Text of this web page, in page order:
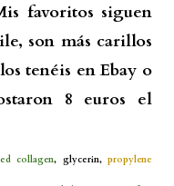
favoritos siguen
son más carillos
tenéis en Ebay o
8 euros el
collagen, glycerin,propylene